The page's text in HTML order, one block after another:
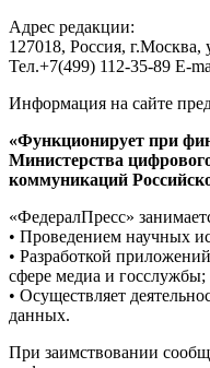
Адрес редакции:
127018, Россия, г.Москва,
Тел.+7(499) 112-35-89 E-
Информация на сайте
«Функционирует при
Министерства
коммуникаций
«ФедералПресс»
• Проведением научных
• Разработкой
сфере медиа и госслужбы;
• Осуществляет
данных.
При заимствовании